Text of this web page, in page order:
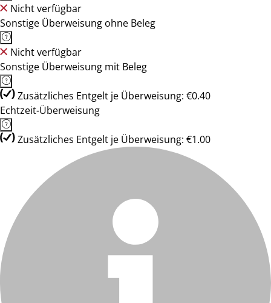
Nicht verfügbar
Sonstige Überweisung ohne Beleg
Nicht verfügbar
Sonstige Überweisung mit Beleg
Zusätzliches Entgelt je Überweisung: €0.40
Echtzeit-Überweisung
Zusätzliches Entgelt je Überweisung: €1.00